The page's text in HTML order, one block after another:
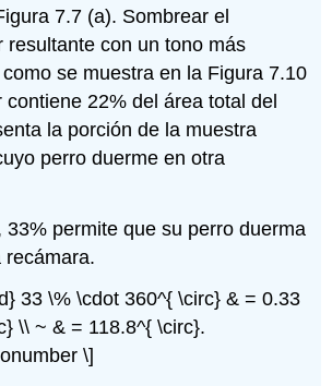
7.7 (a). Sombrear el
resultante con un tono más
se muestra en la Figura 7.10
contiene 22% del área total del
la porción de la muestra
perro duerme en otra
33% permite que su perro duerma
recámara.
33 \% \cdot 360^{ \circ} & = 0.33
\\ ~ & = 118.8^{ \circ}.
\]